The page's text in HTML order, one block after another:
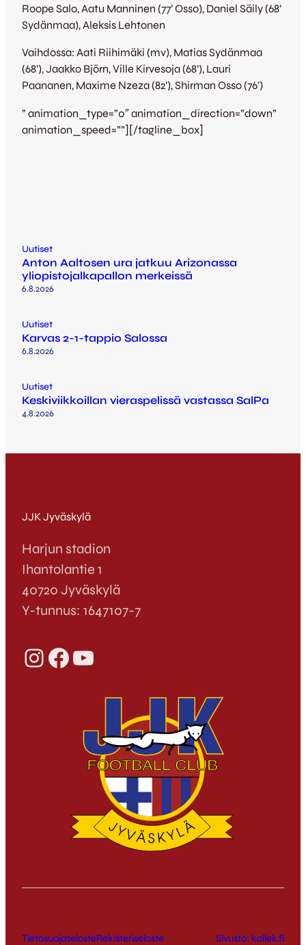
Roope Salo, Aatu Manninen (77’ Osso), Daniel Säily (68’
Sydänmaa), Aleksis Lehtonen
Vaihdossa: Aati Riihimäki (mv), Matias Sydänmaa
(68’), Jaakko Björn, Ville Kirvesoja (68’), Lauri
Paananen, Maxime Nzeza (82’), Shirman Osso (76’)
” animation_type=”0″ animation_direction=”down”
animation_speed=””][/tagline_box]
Uutiset
Anton Aaltosen ura jatkuu Arizonassa
yliopistojalkapallon merkeissä
6.8.2026
Uutiset
Karvas 2-1-tappio Salossa
6.8.2026
Uutiset
Keskiviikkoillan vieraspelissä vastassa SalPa
4.8.2026
JJK Jyväskylä
Harjun stadion
Ihantolantie 1
40720 Jyväskylä
Y-tunnus: 1647107-7
InstagramFacebook YouTube
TietosuojaselosteRekisteriseloste Sivusto: kallek.fi